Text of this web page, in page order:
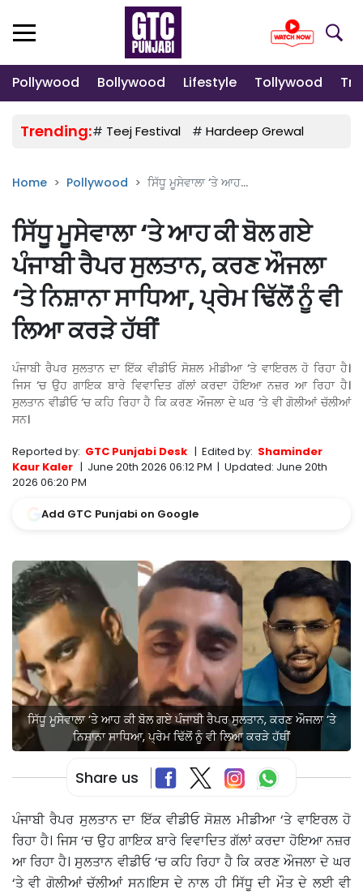
Pollywood Bollywood Lifestyle Tollywood
Trending:# Teej Festival # Hardeep Grewal
Home Pollywood ਸਿੱਧੂ ਮੂਸੇਵਾਲਾ ‘ਤੇ ਆਹ...
ਸਿੱਧੂ ਮੂਸੇਵਾਲਾ ‘ਤੇ ਆਹ ਕੀ ਬੋਲ ਗਏ
ਪੰਜਾਬੀ ਰੈਪਰ ਸੁਲਤਾਨ, ਕਰਣ ਔਜਲਾ
‘ਤੇ ਨਿਸ਼ਾਨਾ ਸਾਧਿਆ, ਪ੍ਰੇਮ ਢਿੱਲੋਂ ਨੂੰ ਵੀ
ਲਿਆ ਕਰੜੇ ਹੱਥੀਂ
ਪੰਜਾਬੀ ਰੈਪਰ ਸੁਲਤਾਨ ਦਾ ਇੱਕ ਵੀਡੀਓ ਸੋਸ਼ਲ ਮੀਡੀਆ ‘ਤੇ ਵਾਇਰਲ ਹੋ ਰਿਹਾ ਹੈ।
ਜਿਸ ‘ਚ ਉਹ ਗਾਇਕ ਬਾਰੇ ਵਿਵਾਦਿਤ ਗੱਲਾਂ ਕਰਦਾ ਹੋਇਆ ਨਜ਼ਰ ਆ ਰਿਹਾ ਹੈ।
ਸੁਲਤਾਨ ਵੀਡੀਓ ‘ਚ ਕਹਿ ਰਿਹਾ ਹੈ ਕਿ ਕਰਣ ਔਜਲਾ ਦੇ ਘਰ ‘ਤੇ ਵੀ ਗੋਲੀਆਂ ਚੱਲੀਆਂ
ਸਨ।
Reported by: GTC Punjabi Desk | Edited by: Shaminder
Kaur Kaler | June 20th 2026 06:12 PM | Updated: June 20th
2026 06:20 PM
Add GTC Punjabi on Google
ਸਿੱਧੂ ਮੂਸੇਵਾਲਾ ‘ਤੇ ਆਹ ਕੀ ਬੋਲ ਗਏ ਪੰਜਾਬੀ ਰੈਪਰ ਸੁਲਤਾਨ, ਕਰਣ ਔਜਲਾ ‘ਤੇ
ਨਿਸ਼ਾਨਾ ਸਾਧਿਆ, ਪ੍ਰੇਮ ਢਿੱਲੋਂ ਨੂੰ ਵੀ ਲਿਆ ਕਰੜੇ ਹੱਥੀਂ
Share us
ਪੰਜਾਬੀ ਰੈਪਰ ਸੁਲਤਾਨ ਦਾ ਇੱਕ ਵੀਡੀਓ ਸੋਸ਼ਲ ਮੀਡੀਆ ‘ਤੇ ਵਾਇਰਲ ਹੋ
ਰਿਹਾ ਹੈ। ਜਿਸ ‘ਚ ਉਹ ਗਾਇਕ ਬਾਰੇ ਵਿਵਾਦਿਤ ਗੱਲਾਂ ਕਰਦਾ ਹੋਇਆ ਨਜ਼ਰ
ਆ ਰਿਹਾ ਹੈ। ਸੁਲਤਾਨ ਵੀਡੀਓ ‘ਚ ਕਹਿ ਰਿਹਾ ਹੈ ਕਿ ਕਰਣ ਔਜਲਾ ਦੇ ਘਰ
‘ਤੇ ਵੀ ਗੋਲੀਆਂ ਚੱਲੀਆਂ ਸਨ।ਇਸ ਦੇ ਨਾਲ ਹੀ ਸਿੱਧੂ ਦੀ ਮੌਤ ਦੇ ਲਈ ਵੀ